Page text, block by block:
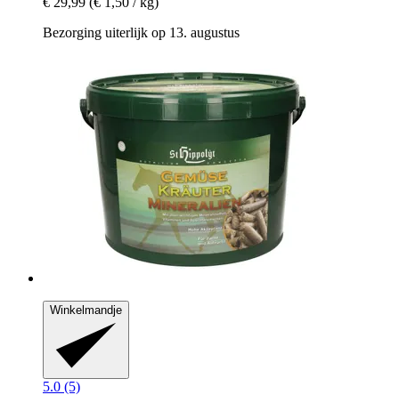
Bezorging uiterlijk op 13. augustus
Winkelmandje
5.0 (5)